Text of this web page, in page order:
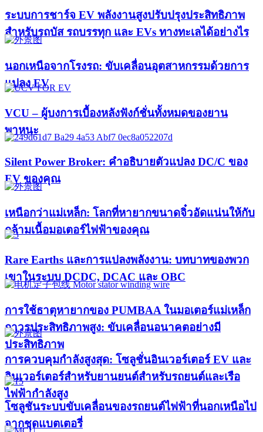
ระบบการชาร์จ EV พลังงานสูงปรับปรุงประสิทธิภาพ
สำหรับรถบัส รถบรรทุก และ EVs ทางทะเลได้อย่างไร
นอกเหนือจากโรงรถ: ขับเคลื่อนอุตสาหกรรมด้วยการ
แปลง EV
VCU – ผู้บงการเบื้องหลังฟังก์ชั่นทั้งหมดของยาน
พาหนะ
Silent Power Broker: คำอธิบายตัวแปลง DC/C ของ
EV ของคุณ
เหนือกว่าแม่เหล็ก: โลกที่หายากขนาดจิ๋วอัดแน่นให้กับ
กล้ามเนื้อมอเตอร์ไฟฟ้าของคุณ
Rare Earths และการแปลงพลังงาน: บทบาทของพวก
เขาในระบบ DCDC, DCAC และ OBC
การใช้ธาตุหายากของ PUMBAA ในมอเตอร์แม่เหล็ก
ถาวรประสิทธิภาพสูง: ขับเคลื่อนอนาคตอย่างมี
ประสิทธิภาพ
การควบคุมกำลังสูงสุด: โซลูชั่นอินเวอร์เตอร์ EV และ
อินเวอร์เตอร์สำหรับยานยนต์สำหรับรถยนต์และเรือ
ไฟฟ้ากำลังสูง​
โซลูชันระบบขับเคลื่อนของรถยนต์ไฟฟ้าที่นอกเหนือไป
จากชุดแบตเตอรี่